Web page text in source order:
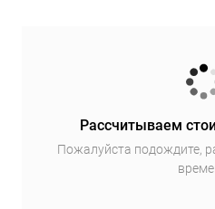
Рассчитываем
Пожалуйста подождите,